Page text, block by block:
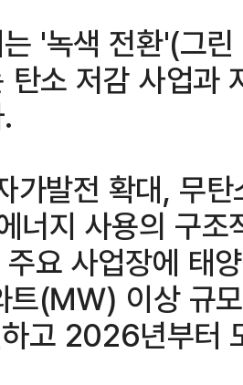
'녹색 전환'(그
탄소 저감 사업과
가발전 확대, 무
너지 사용의 구
요 사업장에 태
트(㎿) 이상 규모
고 2026년부터